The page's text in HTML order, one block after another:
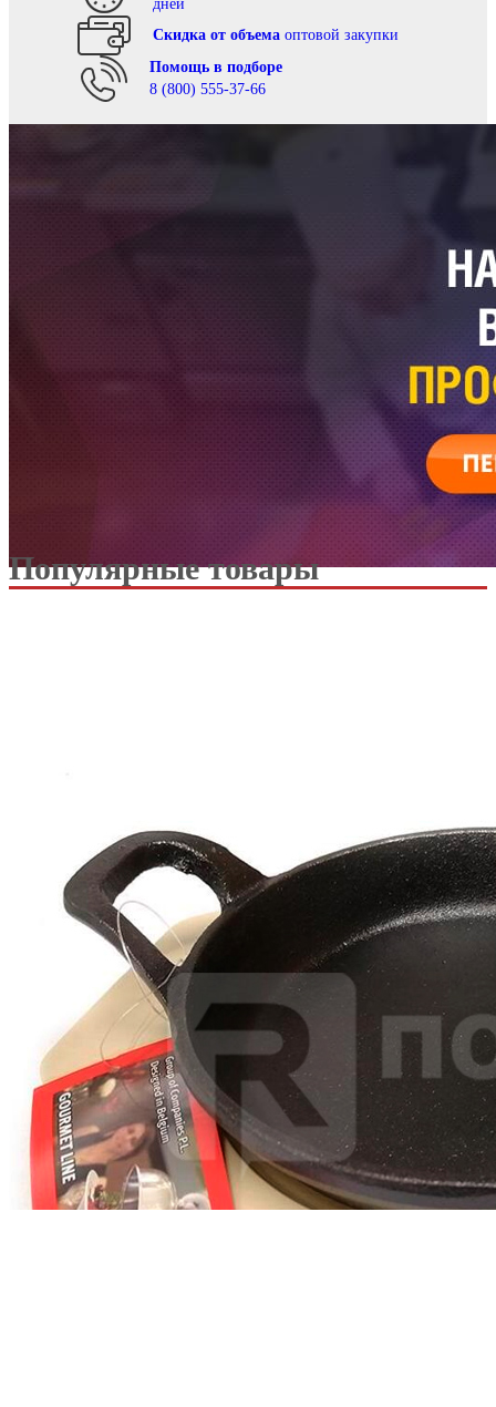
дней
Cкидка от объема оптовой закупки
Помощь в подборе
8 (800) 555-37-66
Популярные товары